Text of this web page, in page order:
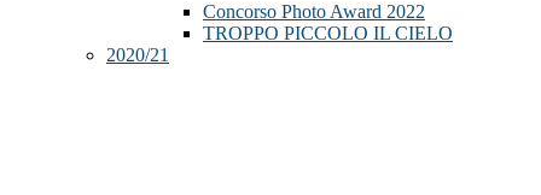
Concorso Photo Award 2022
TROPPO PICCOLO IL CIELO
2020/21